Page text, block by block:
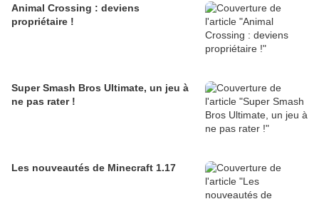
Animal Crossing : deviens
propriétaire !
Super Smash Bros Ultimate, un jeu à
ne pas rater !
Les nouveautés de Minecraft 1.17